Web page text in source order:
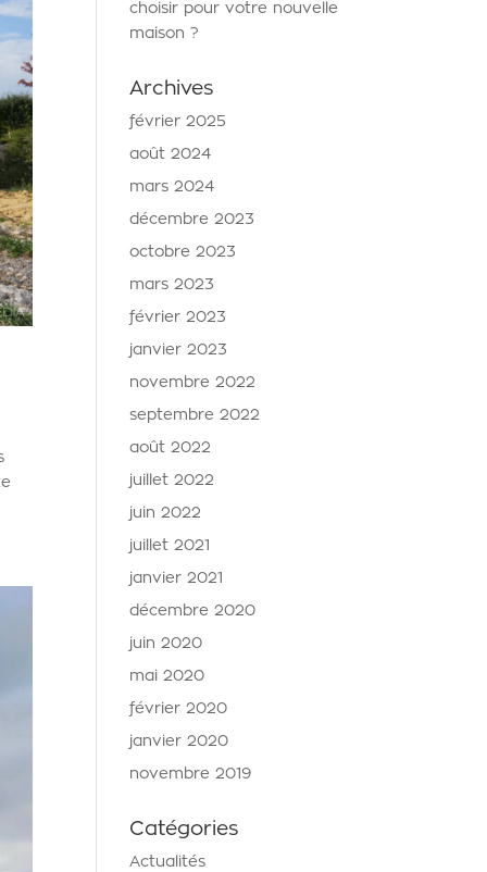
choisir pour votre nouvelle
maison ?
Archives
février 2025
août 2024
mars 2024
décembre 2023
octobre 2023
mars 2023
février 2023
janvier 2023
novembre 2022
septembre 2022
août 2022
juillet 2022
juin 2022
juillet 2021
janvier 2021
décembre 2020
juin 2020
mai 2020
février 2020
janvier 2020
novembre 2019
Catégories
Actualités